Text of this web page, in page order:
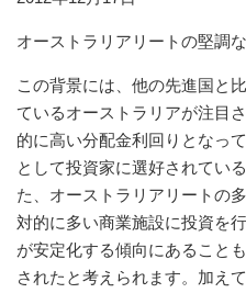
オーストラリアリートの堅調
この背景には、他の先進国と
ているオーストラリアが注目
的に高い分配金利回りとなっ
として投資家に選好されてい
た、オーストラリアリートの
対的に多い商業施設に投資を
が安定化する傾向にあること
されたと考えられます。加え